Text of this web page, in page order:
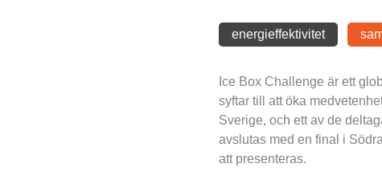
energieffektivitet
Ice Box Challenge är ett
syftar till att öka
Sverige, och ett av de
avslutas med en final i
att presenteras.